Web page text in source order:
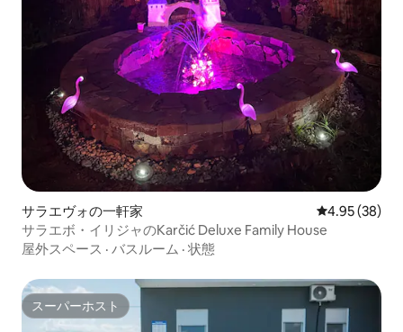
サラエヴォの一軒家 レビュー38
4.95 (38)
サラエボ・イリジャのKarčić Deluxe Family House
屋外スペース · バスルーム · 状態
スーパーホスト
スーパーホスト